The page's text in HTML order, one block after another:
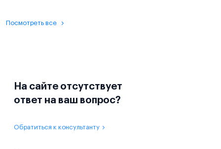
Посмотреть все
На сайте отсутствует
ответ на ваш вопрос?
Обратиться к консультанту